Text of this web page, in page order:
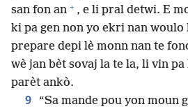
san fon an + , e li pral detwi. E
ki pa gen non yo ekri nan woulo
prepare depi lè monn nan te
wè jan bèt sovaj la te la, li vin
parèt ankò.
9
“Sa mande pou yon moun